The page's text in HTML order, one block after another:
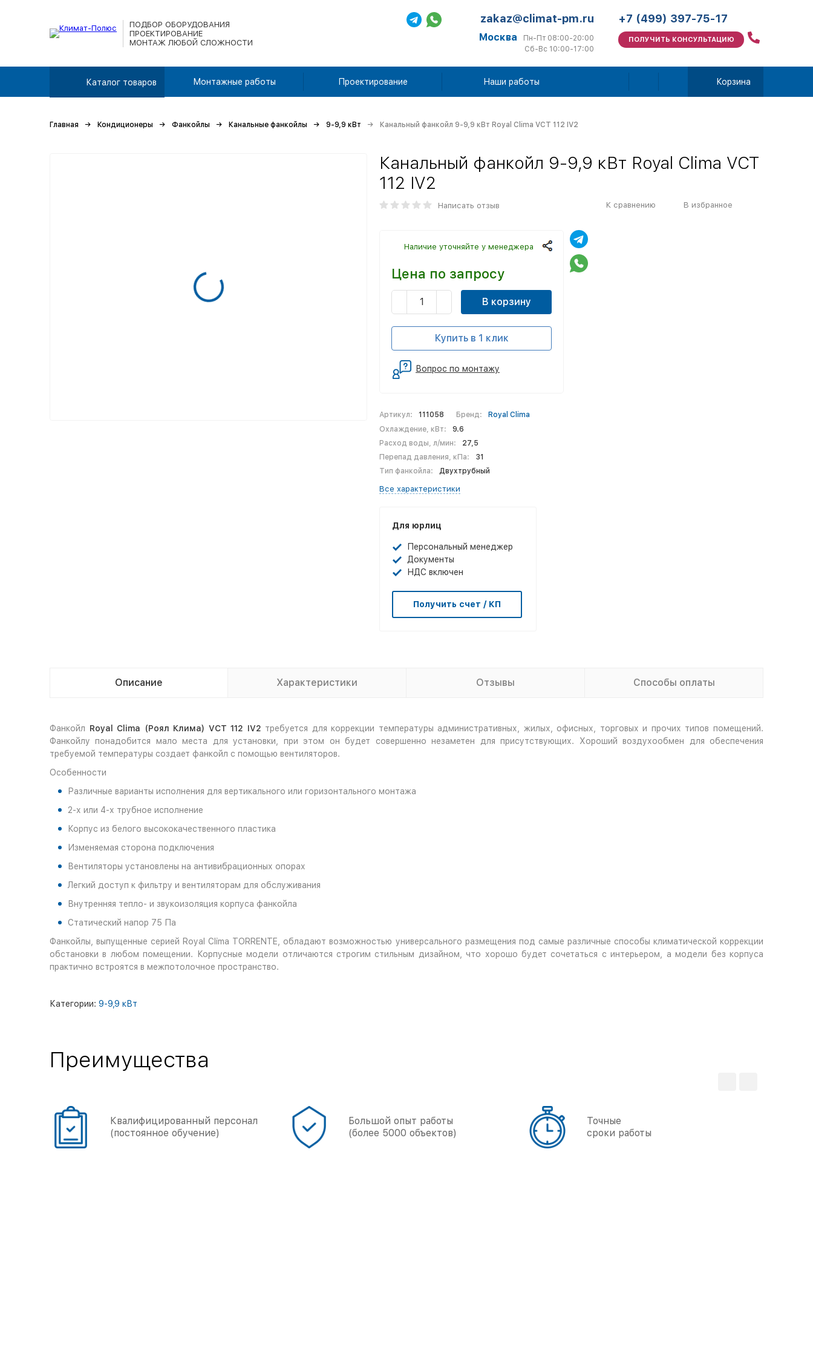
ПОДБОР ОБОРУДОВАНИЯ
ПРОЕКТИРОВАНИЕ
МОНТАЖ ЛЮБОЙ СЛОЖНОСТИ
zakaz@climat-pm.ru
Москва
Пн-Пт 08:00-20:00
Сб-Вс 10:00-17:00
+7 (499) 397-75-17
ПОЛУЧИТЬ КОНСУЛЬТАЦИЮ
Каталог товаров Монтажные работы Проектирование Наши работы Корзина
Главная Кондиционеры Фанкойлы Канальные фанкойлы 9-9,9 кВт Канальный фанкойл 9-9,9 кВт Royal Clima VCT 112 IV2
Канальный фанкойл 9-9,9 кВт Royal Clima VCT
112 IV2
Написать отзыв К сравнению В избранное
Артикул: 111058 Бренд:
Royal Clima
Охлаждение, кВт:
9.6
Расход воды, л/мин:
27,5
Перепад давления, кПа:
31
Тип фанкойла:
Двухтрубный
Все характеристики
Для юрлиц
Персональный менеджер
Документы
НДС включен
Получить счет / КП
Наличие уточняйте у менеджера
Цена по запросу
В корзину
Купить в 1 клик
Вопрос по монтажу
Описание Характеристики Отзывы Способы оплаты
Фанкойл Royal Clima (Роял Клима) VCT 112 IV2 требуется для коррекции температуры административных, жилых, офисных, торговых и прочих типов помещений.
Фанкойлу понадобится мало места для установки, при этом он будет совершенно незаметен для присутствующих. Хороший воздухообмен для обеспечения
требуемой температуры создает фанкойл с помощью вентиляторов.
Особенности
Различные варианты исполнения для вертикального или горизонтального монтажа
2-х или 4-х трубное исполнение
Корпус из белого высококачественного пластика
Изменяемая сторона подключения
Вентиляторы установлены на антивибрационных опорах
Легкий доступ к фильтру и вентиляторам для обслуживания
Внутренняя тепло- и звукоизоляция корпуса фанкойла
Статический напор 75 Па
Фанкойлы, выпущенные серией Royal Clima TORRENTE, обладают возможностью универсального размещения под самые различные способы климатической коррекции
обстановки в любом помещении. Корпусные модели отличаются строгим стильным дизайном, что хорошо будет сочетаться с интерьером, а модели без корпуса
практично встроятся в межпотолочное пространство.
Категории: 9-9,9 кВт
Преимущества
Большой опыт работы
(более 5000 объектов)
Точные
сроки работы
Мы любим
свое дело